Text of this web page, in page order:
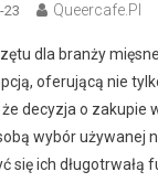
23 Queercafe.pl
dla branży
oferującą nie
decyzja o zakupie
wybór używanej
się ich długotrwałą